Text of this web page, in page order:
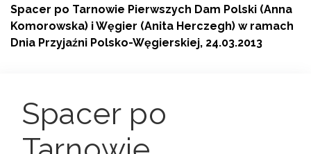
Spacer po Tarnowie Pierwszych Dam Polski (Anna
Komorowska) i Węgier (Anita Herczegh) w ramach
Dnia Przyjaźni Polsko-Węgierskiej, 24.03.2013
Spacer po